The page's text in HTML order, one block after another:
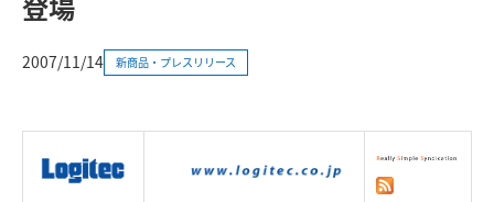
2007/11/14 新商品・プレスリリース